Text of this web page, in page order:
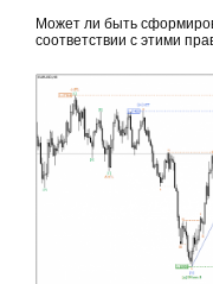
Может ли быть
соответствии с этими